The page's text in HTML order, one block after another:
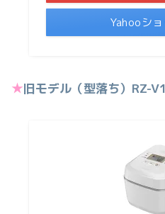
Yahooシ
★旧モデル（型落ち）RZ-